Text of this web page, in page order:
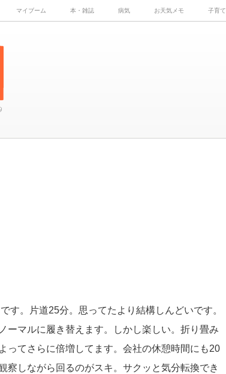
マイブーム 本・雑誌 病気 お天気メモ 子育て
す。片道25分。思ってたより結構しんどいです。
ーマルに履き替えます。しかし楽しい。折り畳み
ってさらに倍増してます。会社の休憩時間にも20
察しながら回るのがスキ。サクッと気分転換でき